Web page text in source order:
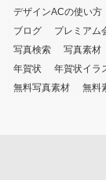
デザインACの使い方
ブログ
プレミアム
写真検索
写真素材
年賀状
年賀状イラ
無料写真素材
無料